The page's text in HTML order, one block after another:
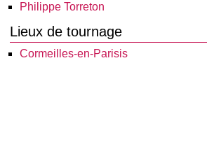
Philippe Torreton
Lieux de tournage
Cormeilles-en-Parisis